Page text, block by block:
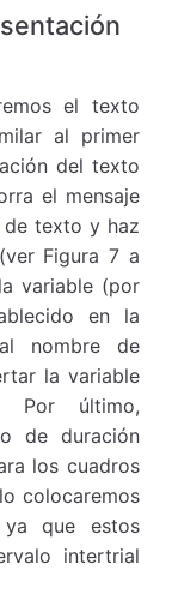
el texto
al primer
del texto
el mensaje
texto y haz
Figura 7 a
variable (por
en la
nombre de
la variable
Por último,
de duración
los cuadros
colocaremos
que estos
intertrial